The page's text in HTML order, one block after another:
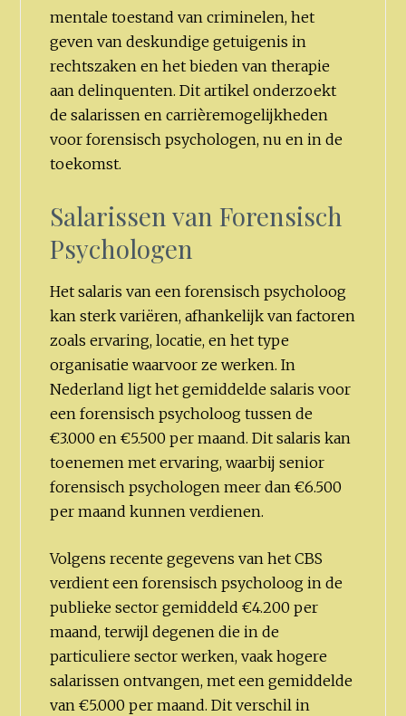
mentale toestand van criminelen, het
geven van deskundige getuigenis in
rechtszaken en het bieden van therapie
aan delinquenten. Dit artikel onderzoekt
de salarissen en carrièremogelijkheden
voor forensisch psychologen, nu en in de
toekomst.
Salarissen van Forensisch
Psychologen
Het salaris van een forensisch psycholoog
kan sterk variëren, afhankelijk van factoren
zoals ervaring, locatie, en het type
organisatie waarvoor ze werken. In
Nederland ligt het gemiddelde salaris voor
een forensisch psycholoog tussen de
€3.000 en €5.500 per maand. Dit salaris kan
toenemen met ervaring, waarbij senior
forensisch psychologen meer dan €6.500
per maand kunnen verdienen.
Volgens recente gegevens van het CBS
verdient een forensisch psycholoog in de
publieke sector gemiddeld €4.200 per
maand, terwijl degenen die in de
particuliere sector werken, vaak hogere
salarissen ontvangen, met een gemiddelde
van €5.000 per maand. Dit verschil in